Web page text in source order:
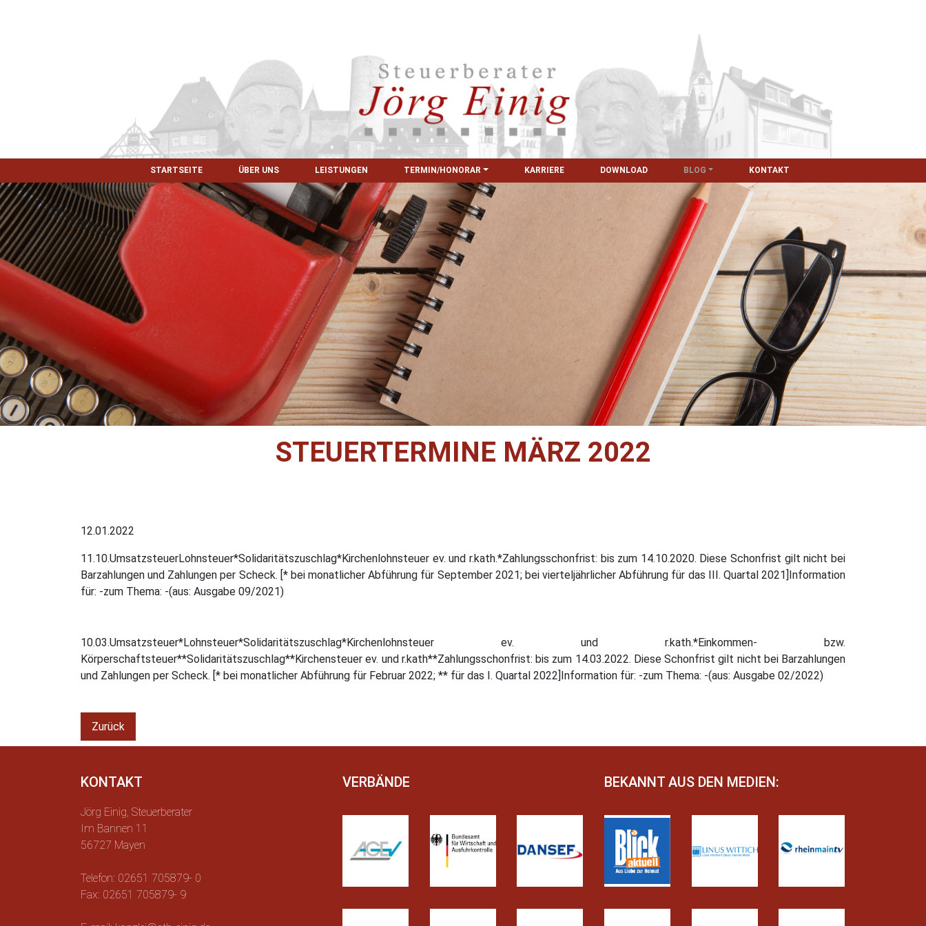
STARTSEITE ÜBER UNS LEISTUNGEN TERMIN/HONORAR KARRIERE DOWNLOAD BLOG KONTAKT
STEUERTERMINE MÄRZ 2022
12.01.2022
11.10.UmsatzsteuerLohnsteuer*Solidaritätszuschlag*Kirchenlohnsteuer ev. und r.kath.*Zahlungsschonfrist: bis zum 14.10.2020. Diese Schonfrist gilt nicht bei
Barzahlungen und Zahlungen per Scheck. [* bei monatlicher Abführung für September 2021; bei vierteljährlicher Abführung für das III. Quartal 2021]Information
für: -zum Thema: -(aus: Ausgabe 09/2021)
10.03.Umsatzsteuer*Lohnsteuer*Solidaritätszuschlag*Kirchenlohnsteuer ev. und r.kath.*Einkommen- bzw.
Körperschaftsteuer**Solidaritätszuschlag**Kirchensteuer ev. und r.kath**Zahlungsschonfrist: bis zum 14.03.2022. Diese Schonfrist gilt nicht bei Barzahlungen
und Zahlungen per Scheck. [* bei monatlicher Abführung für Februar 2022; ** für das I. Quartal 2022]Information für: -zum Thema: -(aus: Ausgabe 02/2022)
Zurück
KONTAKT
Jörg Einig, Steuerberater
Im Bannen 11
56727 Mayen
Telefon: 02651 705879- 0
Fax: 02651 705879- 9
VERBÄNDE BEKANNT AUS DEN MEDIEN: